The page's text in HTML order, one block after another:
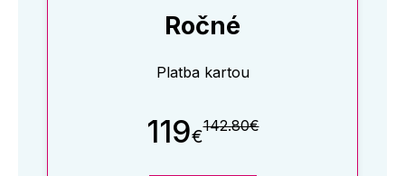
Ročné
Platba kartou
119€142.80€